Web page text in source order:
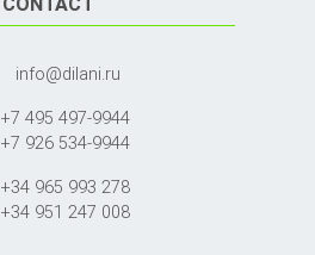
info@dilani.ru
+7 495 497-9944
+7 926 534-9944
+34 965 993 278
+34 951 247 008